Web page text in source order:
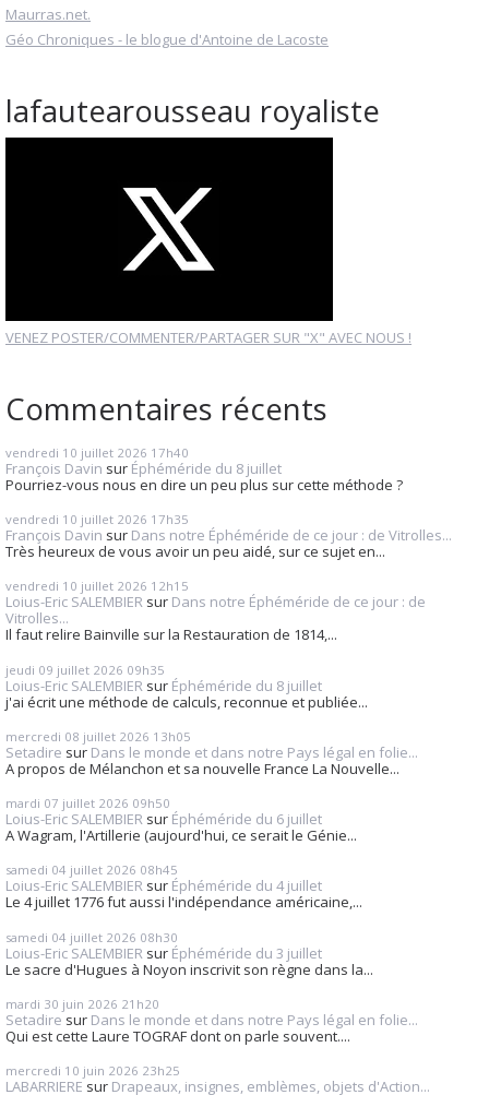
Maurras.net.
Géo Chroniques - le blogue d'Antoine de Lacoste
lafautearousseau royaliste
VENEZ POSTER/COMMENTER/PARTAGER SUR "X" AVEC NOUS !
Commentaires récents
vendredi 10 juillet 2026 17h40
François Davin sur Éphéméride du 8 juillet
Pourriez-vous nous en dire un peu plus sur cette méthode ?
vendredi 10 juillet 2026 17h35
François Davin sur Dans notre Éphéméride de ce jour : de Vitrolles...
Très heureux de vous avoir un peu aidé, sur ce sujet en...
vendredi 10 juillet 2026 12h15
Loius-Eric SALEMBIER sur Dans notre Éphéméride de ce jour : de
Vitrolles...
Il faut relire Bainville sur la Restauration de 1814,...
jeudi 09 juillet 2026 09h35
Loius-Eric SALEMBIER sur Éphéméride du 8 juillet
j'ai écrit une méthode de calculs, reconnue et publiée...
mercredi 08 juillet 2026 13h05
Setadire sur Dans le monde et dans notre Pays légal en folie...
A propos de Mélanchon et sa nouvelle France La Nouvelle...
mardi 07 juillet 2026 09h50
Loius-Eric SALEMBIER sur Éphéméride du 6 juillet
A Wagram, l'Artillerie (aujourd'hui, ce serait le Génie...
samedi 04 juillet 2026 08h45
Loius-Eric SALEMBIER sur Éphéméride du 4 juillet
Le 4 juillet 1776 fut aussi l'indépendance américaine,...
samedi 04 juillet 2026 08h30
Loius-Eric SALEMBIER sur Éphéméride du 3 juillet
Le sacre d'Hugues à Noyon inscrivit son règne dans la...
mardi 30 juin 2026 21h20
Setadire sur Dans le monde et dans notre Pays légal en folie...
Qui est cette Laure TOGRAF dont on parle souvent....
mercredi 10 juin 2026 23h25
LABARRIERE sur Drapeaux, insignes, emblèmes, objets d'Action...